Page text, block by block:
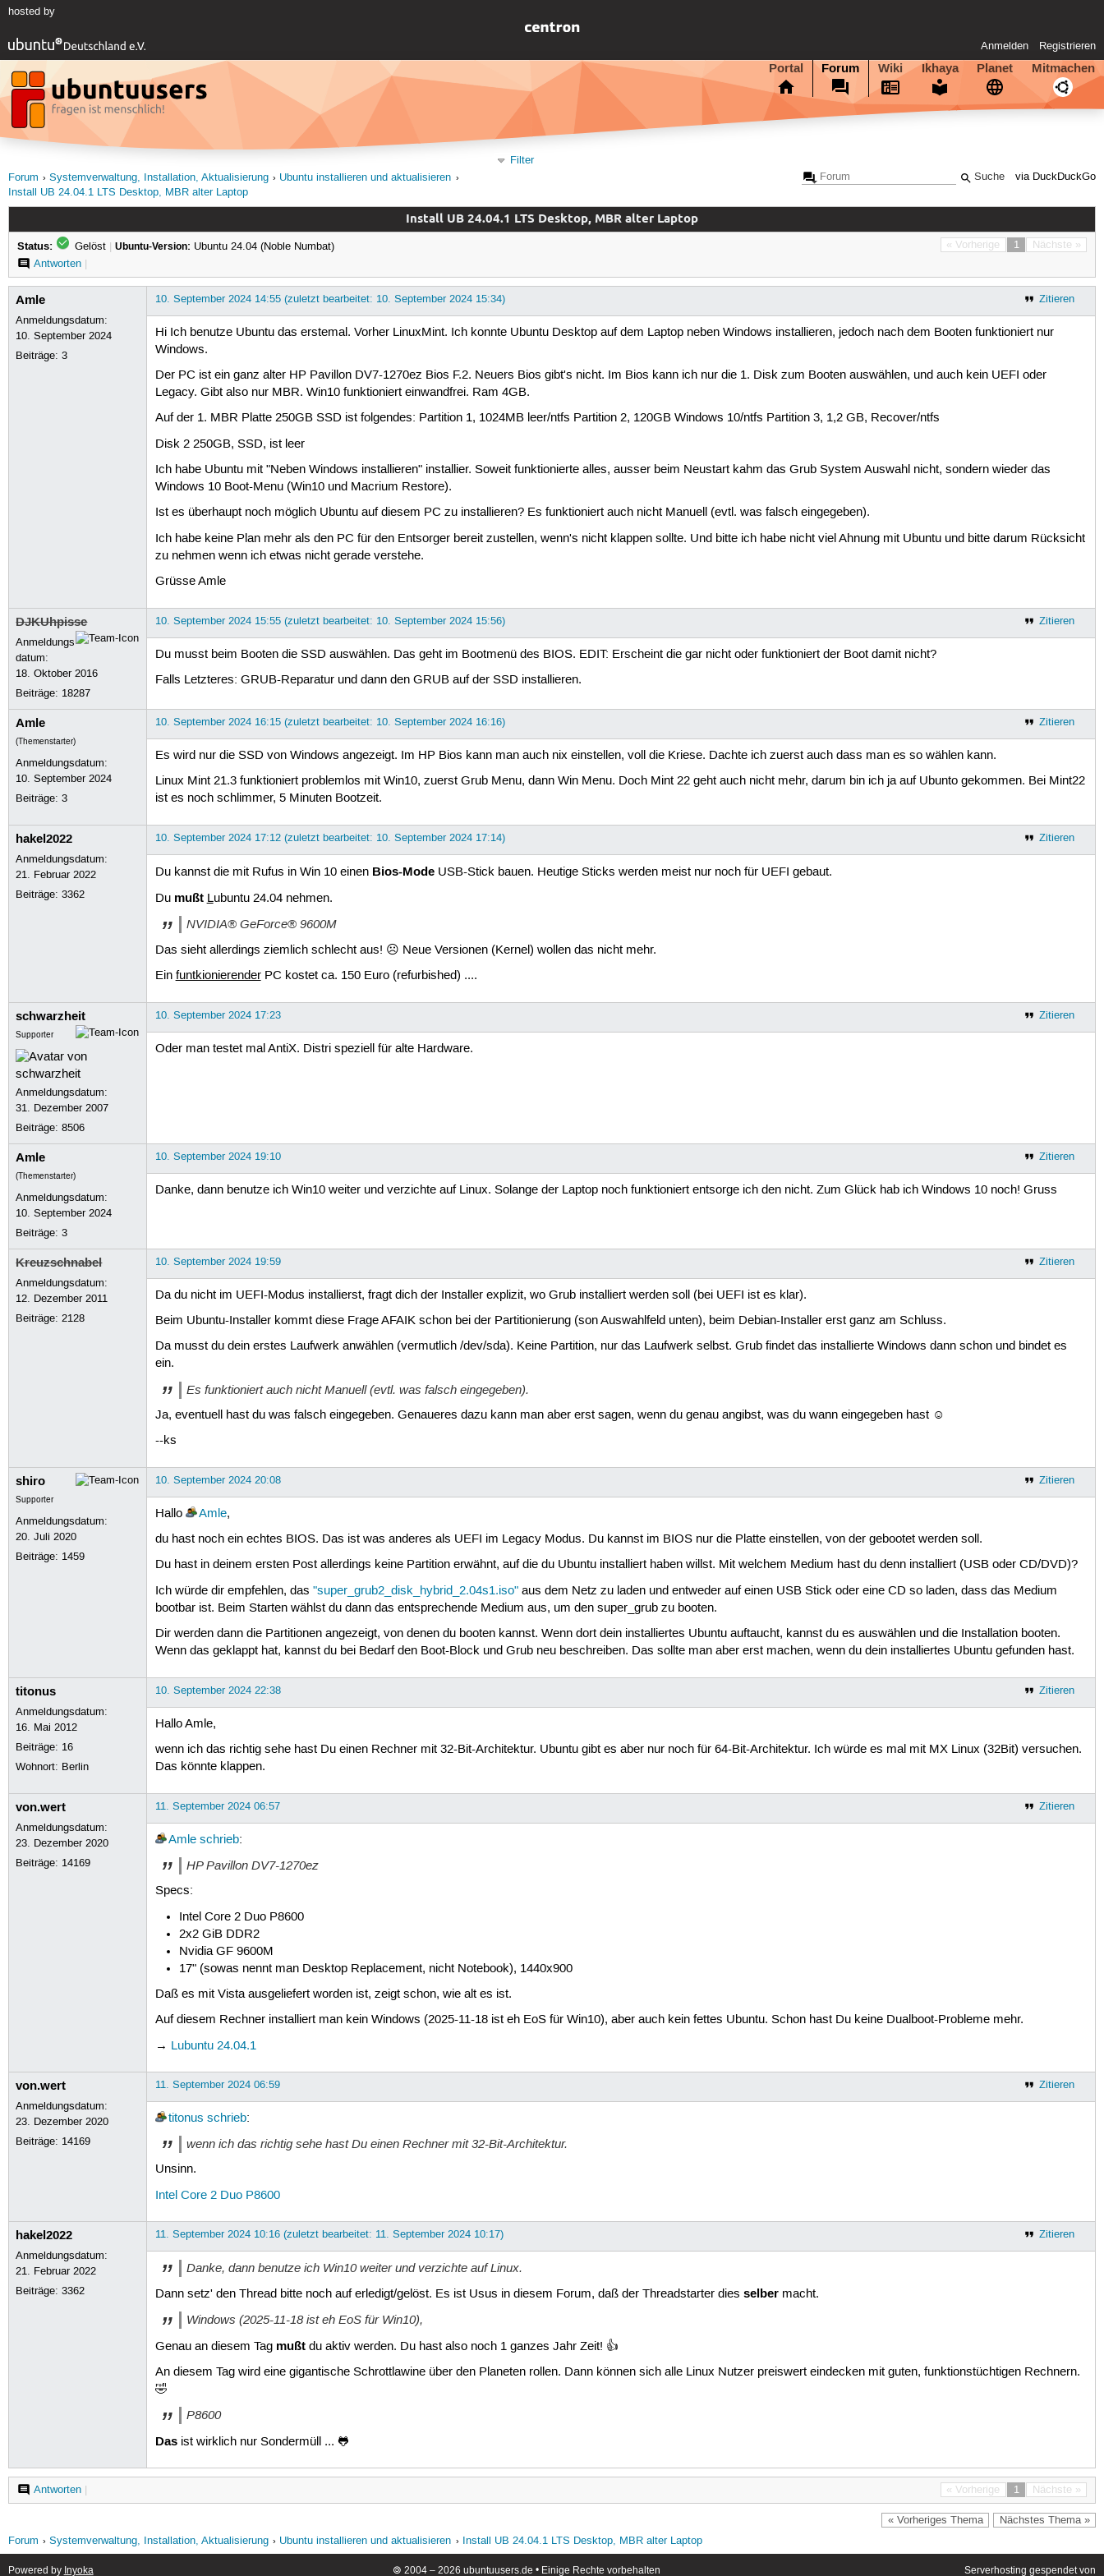
hosted by
Anmelden Registrieren
Portal Forum Wiki Ikhaya Planet Mitmachen
via DuckDuckGo
Filter
Forum
Systemverwaltung, Installation, Aktualisierung
Ubuntu installieren und aktualisieren
Install UB 24.04.1 LTS Desktop, MBR alter Laptop
Install UB 24.04.1 LTS Desktop, MBR alter Laptop
« Vorherige 1 Nächste »
Status: Gelöst | Ubuntu-Version: Ubuntu 24.04 (Noble Numbat)
Antworten|
Amle
Anmeldungsdatum:
10. September 2024
Beiträge:3
Zitieren
10. September 2024 14:55 (zuletzt bearbeitet: 10. September 2024 15:34)
Hi Ich benutze Ubuntu das erstemal. Vorher LinuxMint. Ich konnte Ubuntu Desktop auf dem Laptop neben Windows installieren, jedoch nach dem Booten funktioniert nur
Windows.
Der PC ist ein ganz alter HP Pavillon DV7-1270ez Bios F.2. Neuers Bios gibt's nicht. Im Bios kann ich nur die 1. Disk zum Booten auswählen, und auch kein UEFI oder
Legacy. Gibt also nur MBR. Win10 funktioniert einwandfrei. Ram 4GB.
Auf der 1. MBR Platte 250GB SSD ist folgendes: Partition 1, 1024MB leer/ntfs Partition 2, 120GB Windows 10/ntfs Partition 3, 1,2 GB, Recover/ntfs
Disk 2 250GB, SSD, ist leer
Ich habe Ubuntu mit "Neben Windows installieren" installier. Soweit funktionierte alles, ausser beim Neustart kahm das Grub System Auswahl nicht, sondern wieder das
Windows 10 Boot-Menu (Win10 und Macrium Restore).
Ist es überhaupt noch möglich Ubuntu auf diesem PC zu installieren? Es funktioniert auch nicht Manuell (evtl. was falsch eingegeben).
Ich habe keine Plan mehr als den PC für den Entsorger bereit zustellen, wenn's nicht klappen sollte. Und bitte ich habe nicht viel Ahnung mit Ubuntu und bitte darum Rücksicht
zu nehmen wenn ich etwas nicht gerade verstehe.
Grüsse Amle
DJKUhpisse
Anmeldungs
datum:
18. Oktober 2016
Beiträge: 18287
Zitieren
10. September 2024 15:55 (zuletzt bearbeitet: 10. September 2024 15:56)
Du musst beim Booten die SSD auswählen. Das geht im Bootmenü des BIOS. EDIT: Erscheint die gar nicht oder funktioniert der Boot damit nicht?
Falls Letzteres: GRUB-Reparatur und dann den GRUB auf der SSD installieren.
Amle
(Themenstarter)
Anmeldungsdatum:
10. September 2024
Beiträge:3
Zitieren
10. September 2024 16:15 (zuletzt bearbeitet: 10. September 2024 16:16)
Es wird nur die SSD von Windows angezeigt. Im HP Bios kann man auch nix einstellen, voll die Kriese. Dachte ich zuerst auch dass man es so wählen kann.
Linux Mint 21.3 funktioniert problemlos mit Win10, zuerst Grub Menu, dann Win Menu. Doch Mint 22 geht auch nicht mehr, darum bin ich ja auf Ubunto gekommen. Bei Mint22
ist es noch schlimmer, 5 Minuten Bootzeit.
hakel2022
Anmeldungsdatum:
21. Februar 2022
Beiträge:3362
Zitieren
10. September 2024 17:12 (zuletzt bearbeitet: 10. September 2024 17:14)
Du kannst die mit Rufus in Win 10 einen Bios-ModeUSB-Stick bauen. Heutige Sticks werden meist nur noch für UEFI gebaut.
Du mußt Lubuntu 24.04 nehmen.
NVIDIA® GeForce® 9600M
Das sieht allerdings ziemlich schlecht aus! ☹ Neue Versionen (Kernel) wollen das nicht mehr.
Ein funtkionierenderPC kostet ca. 150 Euro (refurbished) ....
schwarzheit
Supporter
Anmeldungsdatum:
31. Dezember 2007
Beiträge:8506
Zitieren
10. September 2024 17:23
Oder man testet mal AntiX. Distri speziell für alte Hardware.
Amle
(Themenstarter)
Anmeldungsdatum:
10. September 2024
Beiträge:3
Zitieren
10. September 2024 19:10
Danke, dann benutze ich Win10 weiter und verzichte auf Linux. Solange der Laptop noch funktioniert entsorge ich den nicht. Zum Glück hab ich Windows 10 noch! Gruss
Kreuzschnabel
Anmeldungsdatum:
12. Dezember 2011
Beiträge:2128
Zitieren
10. September 2024 19:59
Da du nicht im UEFI-Modus installierst, fragt dich der Installer explizit, wo Grub installiert werden soll (bei UEFI ist es klar).
Beim Ubuntu-Installer kommt diese Frage AFAIK schon bei der Partitionierung (son Auswahlfeld unten), beim Debian-Installer erst ganz am Schluss.
Da musst du dein erstes Laufwerk anwählen (vermutlich /dev/sda). Keine Partition, nur das Laufwerk selbst. Grub findet das installierte Windows dann schon und bindet es
ein.
Es funktioniert auch nicht Manuell (evtl. was falsch eingegeben).
Ja, eventuell hast du was falsch eingegeben. Genaueres dazu kann man aber erst sagen, wenn du genau angibst, was du wann eingegeben hast ☺
--ks
shiro
Supporter
Anmeldungsdatum:
20. Juli 2020
Beiträge: 1459
Zitieren
10. September 2024 20:08
Hallo Amle,
du hast noch ein echtes BIOS. Das ist was anderes als UEFI im Legacy Modus. Du kannst im BIOS nur die Platte einstellen, von der gebootet werden soll.
Du hast in deinem ersten Post allerdings keine Partition erwähnt, auf die du Ubuntu installiert haben willst. Mit welchem Medium hast du denn installiert (USB oder CD/DVD)?
Ich würde dir empfehlen, das "super_grub2_disk_hybrid_2.04s1.iso"aus dem Netz zu laden und entweder auf einen USB Stick oder eine CD so laden, dass das Medium
bootbar ist. Beim Starten wählst du dann das entsprechende Medium aus, um den super_grub zu booten.
Dir werden dann die Partitionen angezeigt, von denen du booten kannst. Wenn dort dein installiertes Ubuntu auftaucht, kannst du es auswählen und die Installation booten.
Wenn das geklappt hat, kannst du bei Bedarf den Boot-Block und Grub neu beschreiben. Das sollte man aber erst machen, wenn du dein installiertes Ubuntu gefunden hast.
titonus
Anmeldungsdatum:
16. Mai 2012
Beiträge: 16
Wohnort: Berlin
Zitieren
10. September 2024 22:38
Hallo Amle,
wenn ich das richtig sehe hast Du einen Rechner mit 32-Bit-Architektur. Ubuntu gibt es aber nur noch für 64-Bit-Architektur. Ich würde es mal mit MX Linux (32Bit) versuchen.
Das könnte klappen.
von.wert
Anmeldungsdatum:
23. Dezember 2020
Beiträge: 14169
Zitieren
11. September 2024 06:57
Amle schrieb:
HP Pavillon DV7-1270ez
Specs:
Intel Core 2 Duo P8600
2x2 GiB DDR2
Nvidia GF 9600M
17" (sowas nennt man Desktop Replacement, nicht Notebook), 1440x900
Daß es mit Vista ausgeliefert worden ist, zeigt schon, wie alt es ist.
Auf diesem Rechner installiert man kein Windows (2025-11-18 ist eh EoS für Win10), aber auch kein fettes Ubuntu. Schon hast Du keine Dualboot-Probleme mehr.
→ Lubuntu 24.04.1
von.wert
Anmeldungsdatum:
23. Dezember 2020
Beiträge: 14169
Zitieren
11. September 2024 06:59
titonus schrieb:
wenn ich das richtig sehe hast Du einen Rechner mit 32-Bit-Architektur.
Unsinn.
Intel Core 2 Duo P8600
hakel2022
Anmeldungsdatum:
21. Februar 2022
Beiträge:3362
Zitieren
11. September 2024 10:16 (zuletzt bearbeitet: 11. September 2024 10:17)
Danke, dann benutze ich Win10 weiter und verzichte auf Linux.
Dann setz' den Thread bitte noch auf erledigt/gelöst. Es ist Usus in diesem Forum, daß der Threadstarter dies selber macht.
Windows (2025-11-18 ist eh EoS für Win10),
Genau an diesem Tag mußt du aktiv werden. Du hast also noch 1 ganzes Jahr Zeit! 👍
An diesem Tag wird eine gigantische Schrottlawine über den Planeten rollen. Dann können sich alle Linux Nutzer preiswert eindecken mit guten, funktionstüchtigen Rechnern.
🤣
P8600
Das ist wirklich nur Sondermüll ... 🐸
« Vorherige 1 Nächste »
Antworten|
« Vorheriges Thema Nächstes Thema »
Forum Systemverwaltung, Installation, Aktualisierung Ubuntu installieren und aktualisieren Install UB 24.04.1 LTS Desktop, MBR alter Laptop
Powered by Inyoka 🄯 2004 – 2026 ubuntuusers.de • Einige Rechte vorbehalten Serverhosting gespendet von